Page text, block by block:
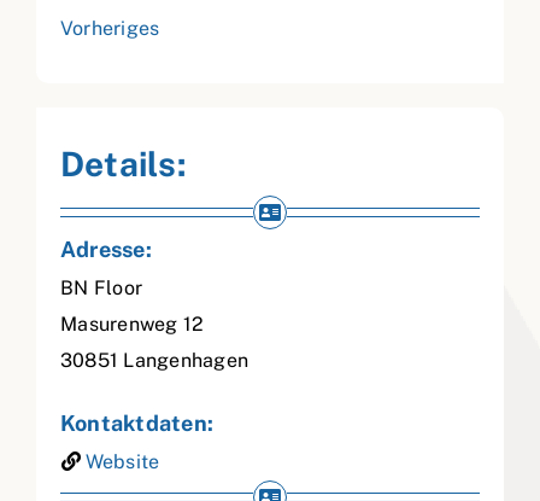
Vorheriges
Details:
Adresse:
BN Floor
Masurenweg 12
30851 Langenhagen
Kontaktdaten:
Website